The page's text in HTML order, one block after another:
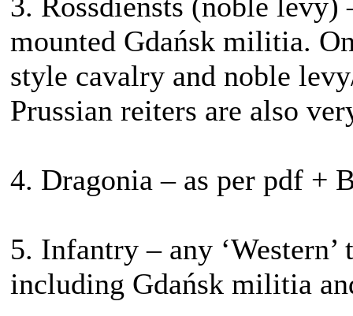
mounted Gdańsk militia.
style cavalry and noble
Prussian reiters are also
4. Dragonia – as per pdf +
5. Infantry – any
including Gdańsk militia